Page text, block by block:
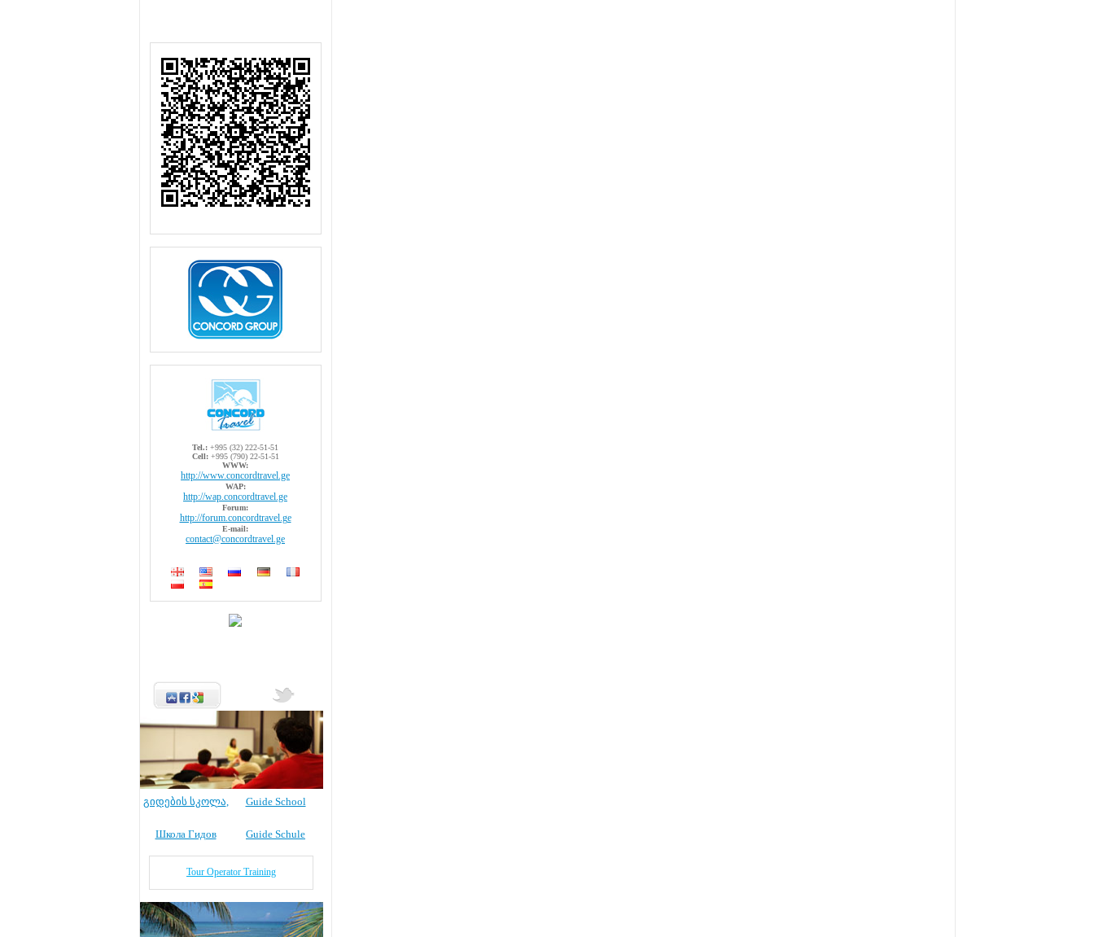
Tel.: +995 (32) 222-51-51
Cell:+995 (790) 22-51-51
WWW:
http://www.concordtravel.ge
WAP:
http://wap.concordtravel.ge
Forum:
http://forum.concordtravel.ge
E-mail:
contact@concordtravel.ge
გიდების სკოლა, Guide School
Школа Гидов Guide Schule
Tour Operator Training